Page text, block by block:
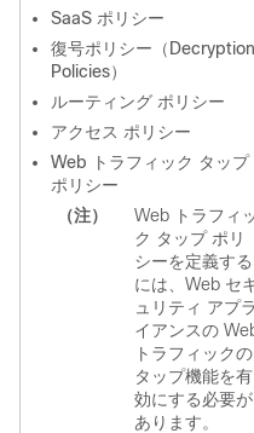
SaaS ポリシー
復号ポリシー（Decryption
Policies）
ルーティング ポリシー
アクセス ポリシー
Web トラフィック タップ
ポリシー
（注）
Web トラフィ
ク タップ ポリ
シーを定義する
には、Web セ
ュリティ アプラ
イアンスの
トラフィックの
タップ機能を有
効にする必要が
あります。